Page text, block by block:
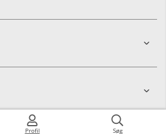
Profil Søg